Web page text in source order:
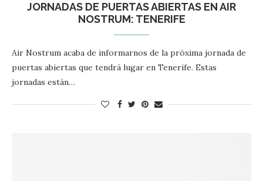
JORNADAS DE PUERTAS ABIERTAS EN AIR
NOSTRUM: TENERIFE
Air Nostrum acaba de informarnos de la próxima jornada de
puertas abiertas que tendrá lugar en Tenerife. Estas
jornadas están…